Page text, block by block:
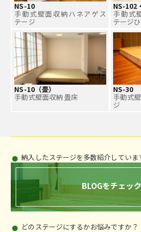
NS-10
手動式壁面収納ハネアゲス
テージ
NS-102
手動式
テージ
NS-10（畳）
手動式壁面収納 畳床
NS-30
手動式
ジ
納入したステージを多数紹介していま
BLOGをチェッ
どのステージにするかお悩みですか？